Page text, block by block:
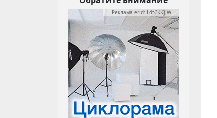
Реклама erid: LdtCKKjJW